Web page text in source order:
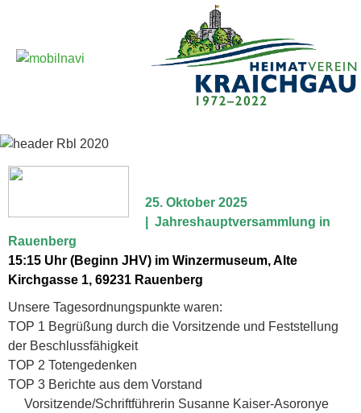
25. Oktober 2025
| Jahreshauptversammlung in
Rauenberg
15:15 Uhr (Beginn JHV) im Winzermuseum, Alte
Kirchgasse 1, 69231 Rauenberg
Unsere Tagesordnungspunkte waren:
TOP 1 Begrüßung durch die Vorsitzende und Feststellung
der Beschlussfähigkeit
TOP 2 Totengedenken
TOP 3 Berichte aus dem Vorstand
Vorsitzende/Schriftführerin Susanne Kaiser-Asoronye